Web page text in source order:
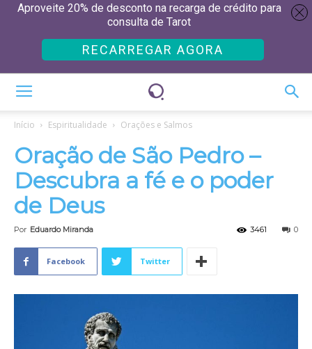
Início Espiritualidade Orações e Salmos
Oração de São Pedro –
Descubra a fé e o poder
de Deus
Por Eduardo Miranda 0
3461
Facebook Twitter
Aproveite 20% de desconto na recarga de crédito para
consulta de Tarot
RECARREGAR AGORA